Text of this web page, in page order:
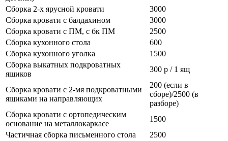
Сборка 2-х ярусной кровати
3000
Сборка кровати с балдахином
3000
Сборка кровати с ПМ, с бк ПМ
2500
Сборка кухонного стола
600
Сборка кухонного уголка
1500
Сборка выкатных подкроватных
ящиков
300 р / 1 ящ
Сборка кровати с 2-мя подкроватными
ящиками на направляющих
200 (если в
сборе)/2500 (в
разборе)
Сборка кровати с ортопедическим
основание на металлокаркасе
1500
Частичная сборка письменного стола
2500